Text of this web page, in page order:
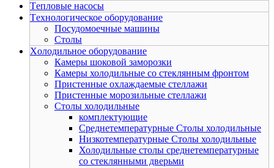
Tепловые насосы
Tехнологическое оборудование
Посудомоечные машины
Столы
Xолодильное оборудование
Камеры шоковой заморозки
Камеры холодильные со стеклянным фронтом
Пристенные охлаждаемые стеллажи
Пристенные морозильные стеллажи
Столы холодильные
комплектующие
Среднетемпературные Столы холодильные
Низкотемпературные Столы холодильные
Холодильные столы среднетемпературные
со стеклянными дверьми